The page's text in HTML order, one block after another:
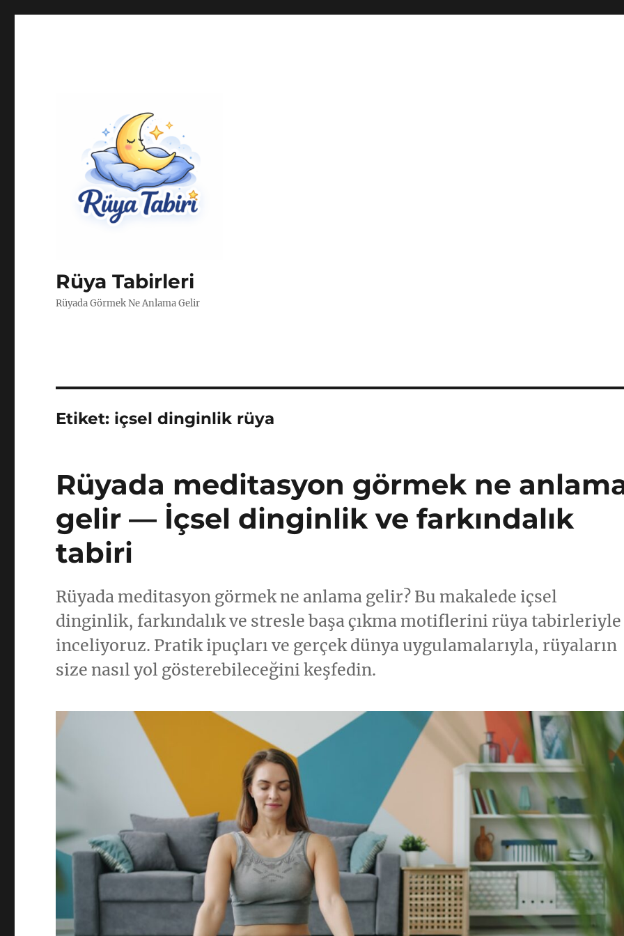
Rüya Tabirleri
Rüyada Görmek Ne Anlama Gelir
Etiket: içsel dinginlik rüya
Rüyada meditasyon görmek ne
gelir — İçsel dinginlik ve farkındalık
tabiri
Rüyada meditasyon görmek ne anlama gelir? Bu makalede içsel
dinginlik, farkındalık ve stresle başa çıkma motiflerini rüya tabirleriyle
inceliyoruz. Pratik ipuçları ve gerçek dünya uygulamalarıyla, rüyaların
size nasıl yol gösterebileceğini keşfedin.